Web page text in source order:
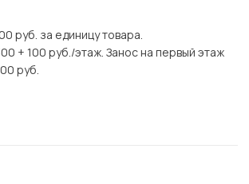
руб. за единицу товара.
+ 100 руб./этаж. Занос на первый этаж
руб.